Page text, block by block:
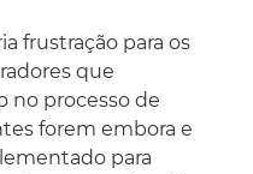
frustração para os
que
no processo de
forem embora e
para